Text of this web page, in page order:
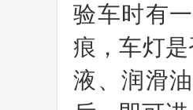
验车时有
痕，车灯
液、润滑